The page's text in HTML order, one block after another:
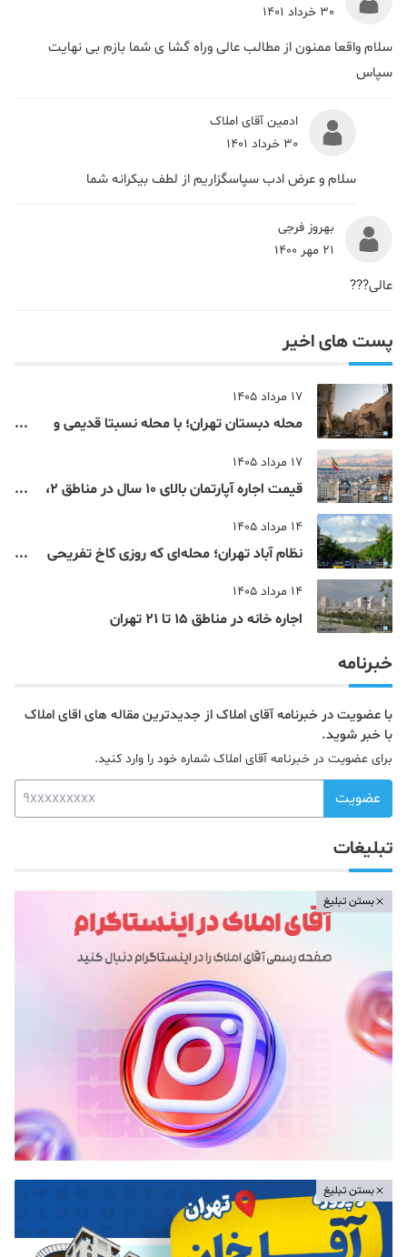
30 خرداد 1401
سلام واقعا ممنون از مطالب عالی وراه گشا ی شما بازم بی نهایت
سپاس
ادمین آقای املاک
30 خرداد 1401
سلام و عرض ادب سپاسگزاریم از لطف بیکرانه شما
بهروز فرجی
21 مهر 1400
عالی???
پست های اخیر
17 مرداد 1405
محله دبستان تهران؛ با محله نسبتا قدیمی و
17 مرداد 1405
قیمت اجاره آپارتمان بالای 10 سال در مناطق 2،
14 مرداد 1405
نظام‌ آباد تهران؛ محله‌ای که روزی کاخ تفریحی
14 مرداد 1405
اجاره خانه در مناطق 15 تا 21 تهران
خبرنامه
با عضویت در خبرنامه آقای املاک از جدیدترین مقاله های اقای املاک
با خبر شوید.
برای عضویت در خبرنامه آقای املاک شماره خود را وارد کنید.
عضویت
تبلیغات
بستن تبلیغ
بستن تبلیغ